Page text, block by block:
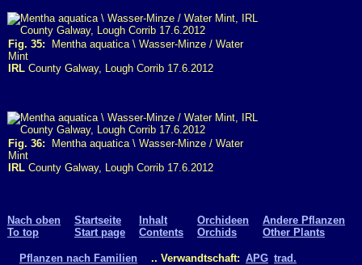
Fig. 35: Mentha aquatica \ Wasser-Minze / Water
Mint
IRL County Galway, Lough Corrib 17.6.2012
Fig. 36: Mentha aquatica \ Wasser-Minze / Water
Mint
IRL County Galway, Lough Corrib 17.6.2012
Nach oben
To top
Startseite
Start page
Inhalt
Contents
Orchideen
Orchids
Andere Pflanzen
Other Plants
Pflanzen nach Familien
.. Verwandtschaft: APG trad.